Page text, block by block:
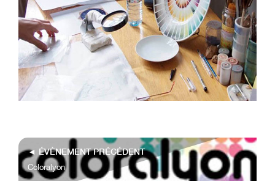
◄ ÉVÈNEMENT PRÉCÉDENT
Coloralyon